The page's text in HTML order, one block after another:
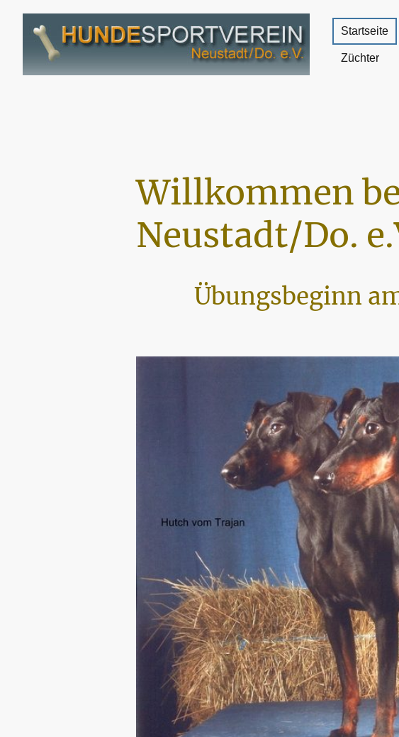
Startseite
Züchter
Willkommen
Neustadt/Do.
Übungsbeginn